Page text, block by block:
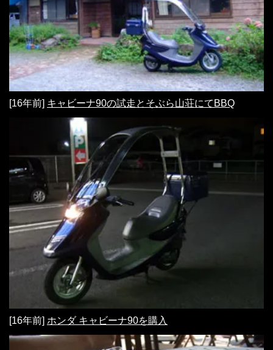
[16年前] キャビーナ90の試走とそぶら山荘にてBBQ
[16年前] ホンダ キャビーナ90を購入